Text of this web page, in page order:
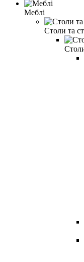
Меблі
Столи та